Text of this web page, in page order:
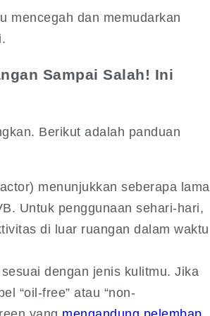
mencegah dan memudarkan
Sampai Salah! Ini
Berikut adalah panduan
menunjukkan seberapa lama
Untuk penggunaan sehari-hari,
di luar ruangan dalam waktu
dengan jenis kulitmu. Jika
“oil-free” atau “non-